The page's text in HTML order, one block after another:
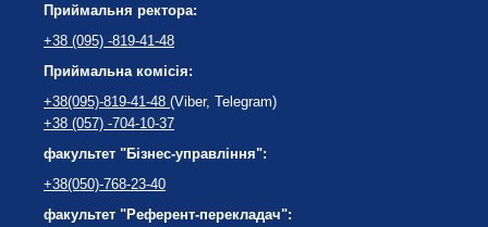
Приймальня ректора:
+38 (095) -819-41-48
Приймальна комісія:
+38(095)-819-41-48 (Viber, Telegram)
+38 (057) -704-10-37
факультет "Бізнес-управління":
+38(050)-768-23-40
факультет "Референт-перекладач":